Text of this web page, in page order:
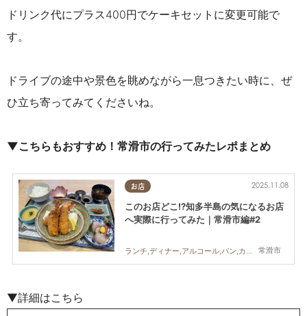
ドリンク代にプラス400円でケーキセットに変更可能で
す。
ドライブの途中や景色を眺めながら一息つきたい時に、ぜ
ひ立ち寄ってみてくださいね。
▼こちらもおすすめ！常滑市の行ってみたレポまとめ
お店
常滑市
2025.11.08
このお店どこ!?知多半島の気になるお店
へ実際に行ってみた｜常滑市編#2
ランチ,ディナー,アルコール,パン,カフェ,スイーツ,テイクアウト,専門店,まちネタ,ちたまる調査隊,まとめ記事,行ってみたレポ
▼詳細はこちら